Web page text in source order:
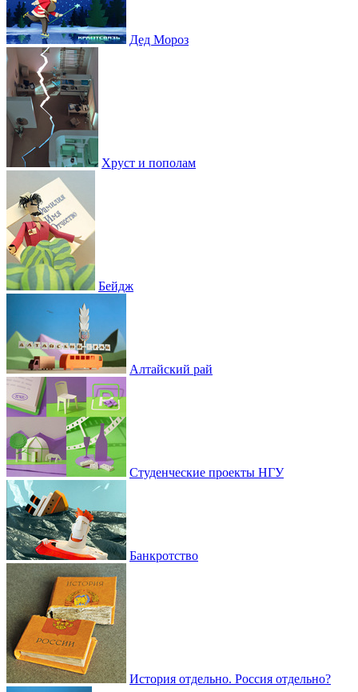
Дед Мороз
Хруст и пополам
Бейдж
Алтайский рай
Студенческие проекты НГУ
Банкротство
История отдельно. Россия отдельно?